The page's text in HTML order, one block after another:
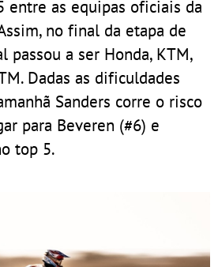
entre as equipas oficiais da
no final da etapa de
passou a ser Honda, KTM,
Dadas as dificuldades
Sanders corre o risco
para Beveren (#6) e
top 5.